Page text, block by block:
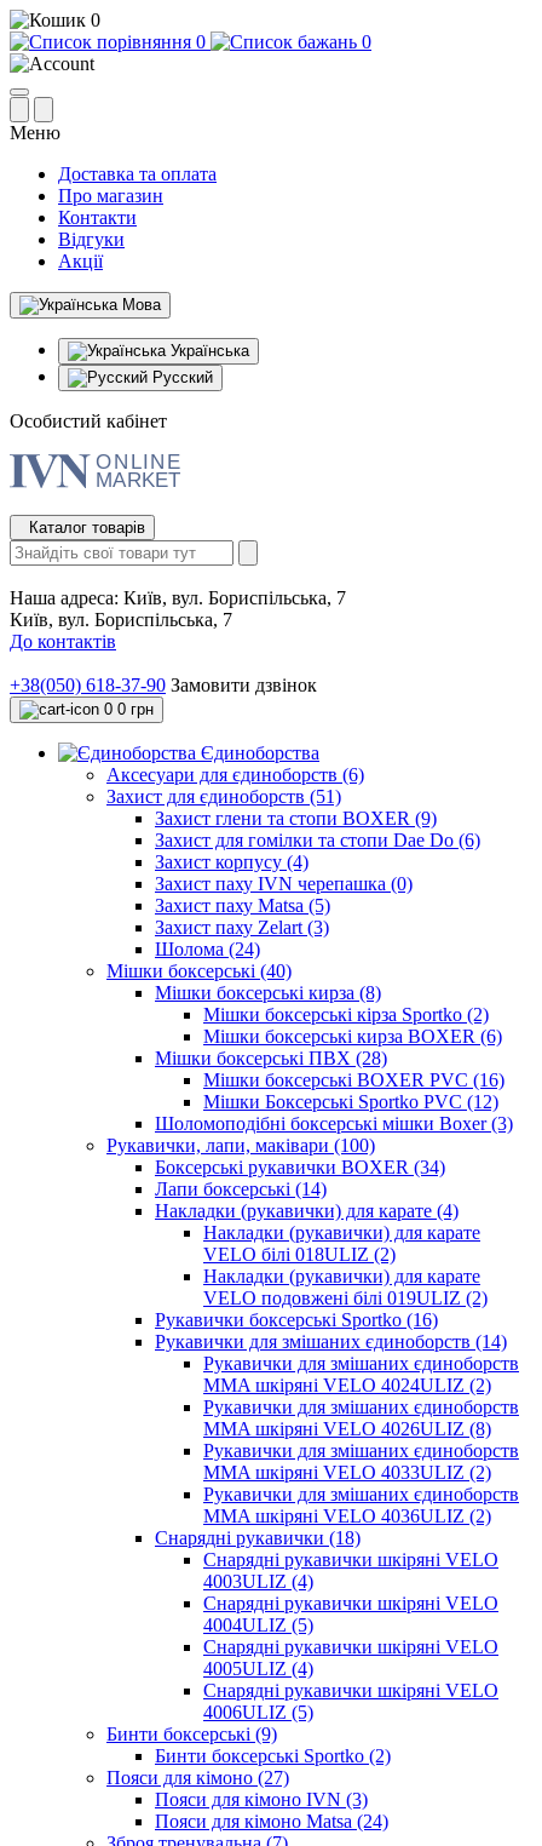
0
0
0
Меню
Доставка та оплата
Про магазин
Контакти
Відгуки
Акції
Мова
Українська
Русский
Особистий кабінет
Каталог товарів
Наша адреса: Київ, вул. Бориспільська, 7
Київ, вул. Бориспільська, 7
До контактів
+38(050) 618-37-90 Замовити дзвінок
0 0 грн
Єдиноборства
Аксесуари для єдиноборств (6)
Захист для єдиноборств (51)
Захист глени та стопи BOXER (9)
Захист для гомілки та стопи Dae Do (6)
Захист корпусу (4)
Захист паху IVN черепашка (0)
Захист паху Matsa (5)
Захист паху Zelart (3)
Шолома (24)
Мішки боксерські (40)
Мішки боксерські кирза (8)
Мішки боксерські кірза Sportko (2)
Мішки боксерські кирза BOXER (6)
Мішки боксерські ПВХ (28)
Мішки боксерські BOXER PVC (16)
Мішки Боксерські Sportko PVC (12)
Шоломоподібні боксерські мішки Boxer (3)
Рукавички, лапи, маківари (100)
Боксерські рукавички BOXER (34)
Лапи боксерські (14)
Накладки (рукавички) для карате (4)
Накладки (рукавички) для карате
VELO білі 018ULIZ (2)
Накладки (рукавички) для карате
VELO подовжені білі 019ULIZ (2)
Рукавички боксерські Sportko (16)
Рукавички для змішаних єдиноборств (14)
Рукавички для змішаних єдиноборств
MMA шкіряні VELO 4024ULIZ (2)
Рукавички для змішаних єдиноборств
MMA шкіряні VELO 4026ULIZ (8)
Рукавички для змішаних єдиноборств
MMA шкіряні VELO 4033ULIZ (2)
Рукавички для змішаних єдиноборств
MMA шкіряні VELO 4036ULIZ (2)
Снарядні рукавички (18)
Снарядні рукавички шкіряні VELO
4003ULIZ (4)
Снарядні рукавички шкіряні VELO
4004ULIZ (5)
Снарядні рукавички шкіряні VELO
4005ULIZ (4)
Снарядні рукавички шкіряні VELO
4006ULIZ (5)
Бинти боксерські (9)
Бинти боксерські Sportko (2)
Пояси для кімоно (27)
Пояси для кімоно IVN (3)
Пояси для кімоно Matsa (24)